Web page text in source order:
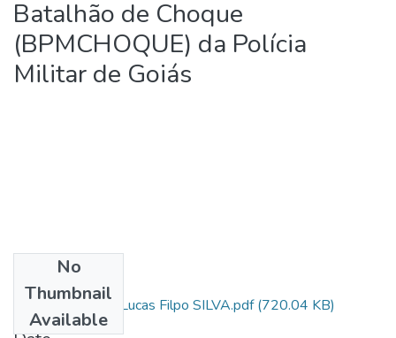
Batalhão de Choque
(BPMCHOQUE) da Polícia
Militar de Goiás
No
Thumbnail
Available
CAD PM 38839 Lucas Filpo SILVA.pdf(720.04 KB)